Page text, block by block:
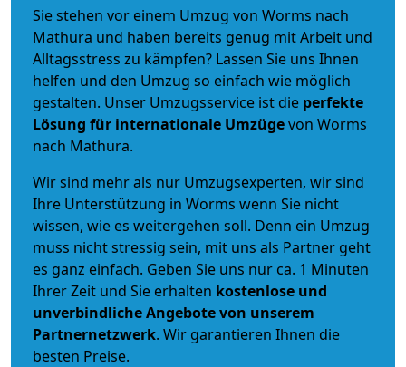
Sie stehen vor einem Umzug von Worms nach
Mathura und haben bereits genug mit Arbeit und
Alltagsstress zu kämpfen? Lassen Sie uns Ihnen
helfen und den Umzug so einfach wie möglich
gestalten. Unser Umzugsservice ist die perfekte
Lösung für internationale Umzügevon Worms
nach Mathura.
Wir sind mehr als nur Umzugsexperten, wir sind
Ihre Unterstützung in Worms wenn Sie nicht
wissen, wie es weitergehen soll. Denn ein Umzug
muss nicht stressig sein, mit uns als Partner geht
es ganz einfach. Geben Sie uns nur ca. 1 Minuten
Ihrer Zeit und Sie erhalten kostenlose und
unverbindlicheAngebote von unserem
Partnernetzwerk. Wir garantieren Ihnen die
besten Preise.